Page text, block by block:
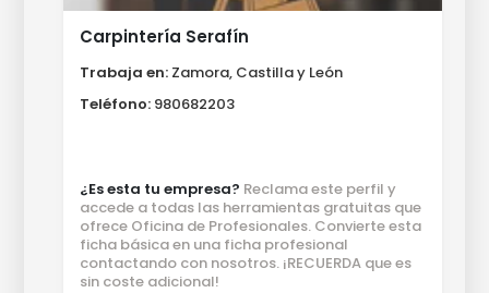
Carpintería Serafín
Trabaja en: Zamora, Castilla y León
Teléfono: 980682203
¿Es esta tu empresa? Reclama este perfil y
accede a todas las herramientas gratuitas que
ofrece Oficina de Profesionales. Convierte esta
ficha básica en una ficha profesional
contactando con nosotros. ¡RECUERDA que es
sin coste adicional!